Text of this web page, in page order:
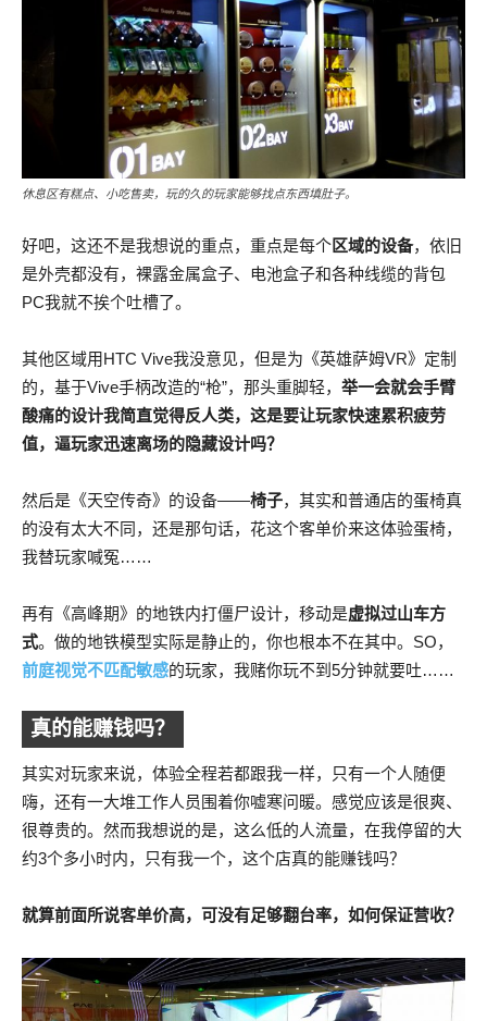
休息区有糕点、小吃售卖，玩的久的玩家能够找点东西填肚子。
好吧，这还不是我想说的重点，重点是每个区域的设备，依旧
是外壳都没有，裸露金属盒子、电池盒子和各种线缆的背包
PC我就不挨个吐槽了。
其他区域用HTC Vive我没意见，但是为《英雄萨姆VR》定制
的，基于Vive手柄改造的“枪”，那头重脚轻， 举一会就会手臂
酸痛的设计我简直觉得反人类，这是要让玩家快速累积疲劳
值，逼玩家迅速离场的隐藏设计吗？
然后是《天空传奇》的设备——椅子，其实和普通店的蛋椅真
的没有太大不同，还是那句话，花这个客单价来这体验蛋椅，
我替玩家喊冤……
再有《高峰期》的地铁内打僵尸设计，移动是虚拟过山车方
式。做的地铁模型实际是静止的，你也根本不在其中。SO，
前庭视觉不匹配敏感的玩家，我赌你玩不到5分钟就要吐……
真的能赚钱吗？
其实对玩家来说，体验全程若都跟我一样，只有一个人随便
嗨，还有一大堆工作人员围着你嘘寒问暖。感觉应该是很爽、
很尊贵的。然而我想说的是，这么低的人流量，在我停留的大
约3个多小时内，只有我一个，这个店真的能赚钱吗？
就算前面所说客单价高，可没有足够翻台率，如何保证营收？